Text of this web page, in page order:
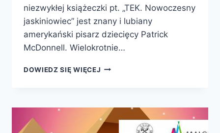
niezwykłej książeczki pt. „TEK. Nowoczesny
jaskiniowiec” jest znany i lubiany
amerykański pisarz dziecięcy Patrick
McDonnell. Wielokrotnie…
DOWIEDZ SIĘ WIĘCEJ TEK.